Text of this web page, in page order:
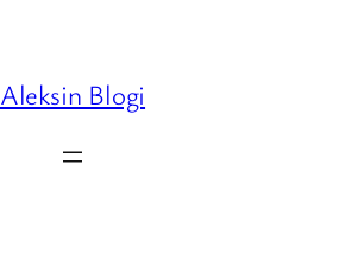
Aleksin Blogi